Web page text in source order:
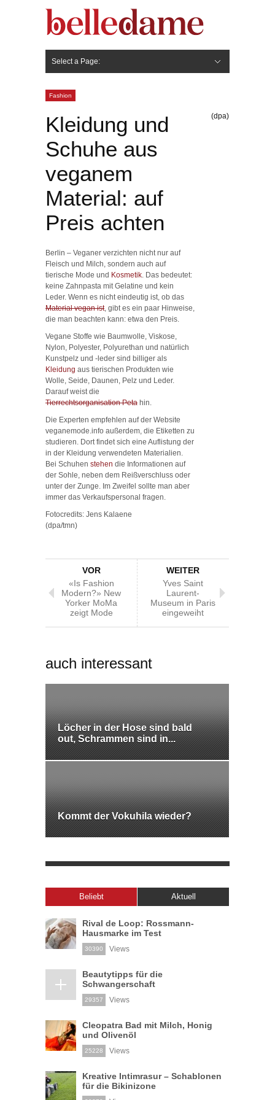
Select a Page:
Fashion
Kleidung und
Schuhe aus
veganem
Material: auf
Preis achten
(dpa)
Berlin – Veganer verzichten nicht nur auf
Fleisch und Milch, sondern auch auf
tierische Mode und Kosmetik . Das bedeutet:
keine Zahnpasta mit Gelatine und kein
Leder. Wenn es nicht eindeutig ist, ob das
Material vegan ist, gibt es ein paar Hinweise,
die man beachten kann: etwa den Preis.
Vegane Stoffe wie Baumwolle, Viskose,
Nylon, Polyester, Polyurethan und natürlich
Kunstpelz und -leder sind billiger als
Kleidung aus tierischen Produkten wie
Wolle, Seide, Daunen, Pelz und Leder.
Darauf weist die
Tierrechtsorganisation Peta hin.
Die Experten empfehlen auf der Website
veganemode.info außerdem, die Etiketten zu
studieren. Dort findet sich eine Auflistung der
in der Kleidung verwendeten Materialien.
Bei Schuhen stehen die Informationen auf
der Sohle, neben dem Reißverschluss oder
unter der Zunge. Im Zweifel sollte man aber
immer das Verkaufspersonal fragen.
Fotocredits: Jens Kalaene
(dpa/tmn)
VOR
«Is Fashion
Modern?» New
Yorker MoMa
zeigt Mode
WEITER
Yves Saint
Laurent-
Museum in Paris
eingeweiht
auch interessant
Löcher in der Hose sind bald
out, Schrammen sind in...
Kommt der Vokuhila wieder?
Beliebt Aktuell
Rival de Loop: Rossmann-
Hausmarke im Test
30390 Views
Beautytipps für die
Schwangerschaft
29357 Views
Cleopatra Bad mit Milch, Honig
und Olivenöl
25228 Views
Kreative Intimrasur – Schablonen
für die Bikinizone